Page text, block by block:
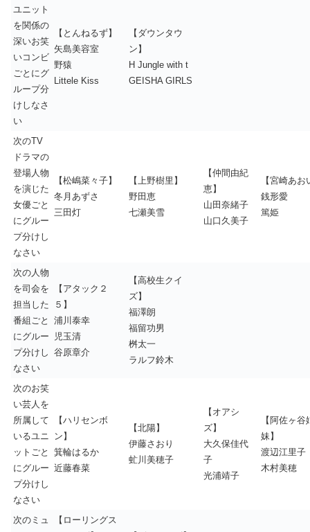
ユニット
を関係の
深いお笑
いコンビ
ごとにグ
ループ分
けしなさ
い
【とんねるず】
矢島美容室
野猿
Littele Kiss
【ダウンタウ
ン】
H Jungle with t
GEISHA GIRLS
次のTV
ドラマの
登場人物
を演じた
女優ごと
にグルー
プ分けし
なさい
【松嶋菜々子】
冬月あずさ
三田灯
【上野樹里】
野田恵
七瀬美雪
【仲間由紀
恵】
山田奈緒子
山口久美子
【宮崎あお
銭形愛
篤姫
次の人物
を司会を
担当した
番組ごと
にグルー
プ分けし
なさい
【アタック２
５】
浦川泰幸
児玉清
谷原章介
【高校生クイ
ズ】
福澤朗
福留功男
桝太一
ラルフ鈴木
次のお笑
い芸人を
所属して
いるユニ
ットごと
にグルー
プ分けし
なさい
【ハリセンボ
ン】
箕輪はるか
近藤春菜
【北陽】
伊藤さおり
虻川美穂子
【オアシ
ズ】
大久保佳代
子
光浦靖子
【阿佐ヶ谷
妹】
渡辺江里子
木村美穂
次のミュ
【ローリングス